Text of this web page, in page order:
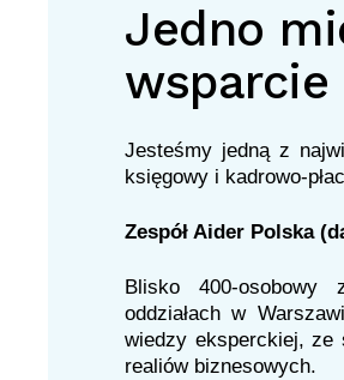
Jedno
wsparcie
Jesteśmy jedną z
księgowy i kadrowo-
Zespół Aider Polska
Blisko 400-osobowy
oddziałach w
wiedzy eksperckiej, ze